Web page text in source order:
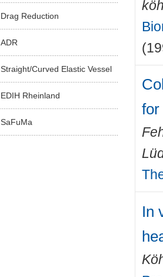
Drag Reduction
ADR
Straight/Curved Elastic Vessel
EDIH Rheinland
SaFuMa
for
In